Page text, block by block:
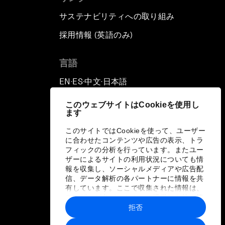
このウェブサイトはCookieを使用し
ます
このサイトではCookieを使って、ユーザー
に合わせたコンテンツや広告の表示、トラ
フィックの分析を行っています。またユー
ザーによるサイトの利用状況についても情
報を収集し、ソーシャルメディアや広告配
信、データ解析の各パートナーに情報を共
有しています。ここで収集された情報は、
ユーザーが各パートナーに提供した他の情
報や各パートナーのサービスを使用した際
に収集された情報と組み合わされ、各パー
拒否
サステナビリティへの取り組み
採用情報 (英語のみ)
言語
EN ▪ ES▪中文▪ 日本語